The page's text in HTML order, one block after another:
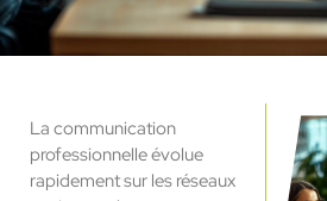
La communication
professionnelle évolue
rapidement sur les réseaux